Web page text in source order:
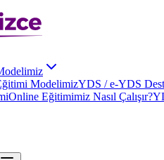
ModelimizYDS / e-YDS
Online Eğitimimiz Nasıl Çalışır?